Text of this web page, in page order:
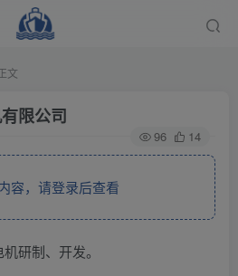
文
限公司
96 14
容，请登录后查看
研制、开发。